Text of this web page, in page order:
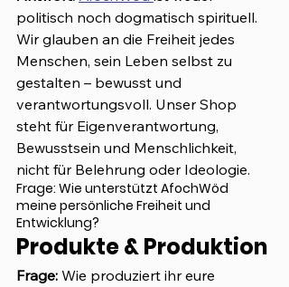
politisch noch dogmatisch spirituell.
Wir glauben an die Freiheit jedes
Menschen, sein Leben selbst zu
gestalten – bewusst und
verantwortungsvoll. Unser Shop
steht für Eigenverantwortung,
Bewusstsein und Menschlichkeit,
nicht für Belehrung oder Ideologie.
Frage: Wie unterstützt AfochWöd
meine persönliche Freiheit und
Entwicklung?
Produkte & Produktion
Frage: Wie produziert ihr eure